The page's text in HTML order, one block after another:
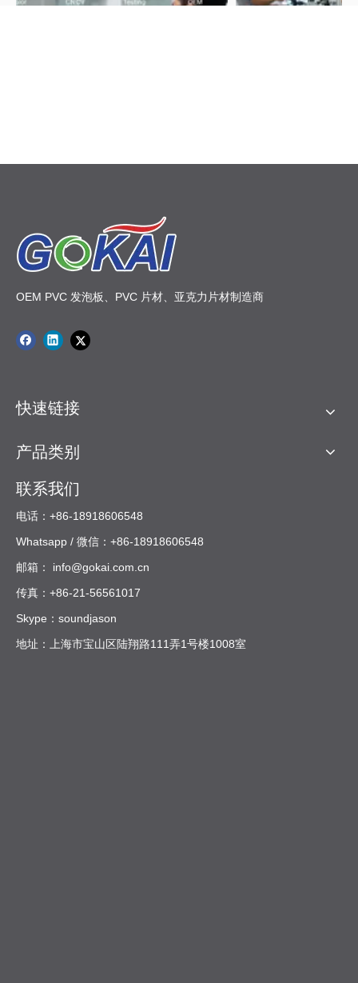
关于乙缩醛塑料您需要了解的一切：高性能 POM 部件工程师指南
和均聚物缩醛之间的差异、关键特性、ESD
以及设计和加工的专家技巧。
OEM PVC 发泡板、PVC 片材、亚克力片材制造商
快速链接
产品类别
联系我们
电话：+86-18918606548
Whatsapp / 微信：+86-18918606548
邮箱： info@gokai.com.cn
传真：+86-21-56561017
Skype：soundjason
地址：上海市宝山区陆翔路111弄1号楼1008室